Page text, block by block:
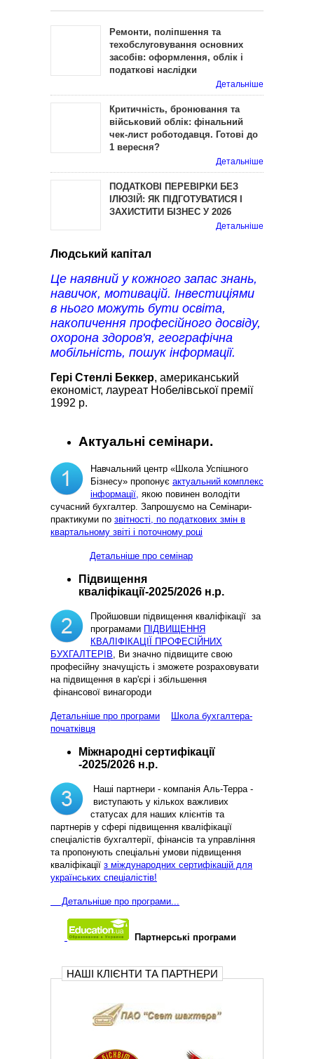
Ремонти, поліпшення та
техобслуговування основних
засобів: оформлення, облік і
податкові наслідки
Детальніше
Критичність, бронювання та
військовий облік: фінальний
чек-лист роботодавця. Готові до
1 вересня?
Детальніше
ПОДАТКОВІ ПЕРЕВІРКИ БЕЗ
ІЛЮЗІЙ: ЯК ПІДГОТУВАТИСЯ І
ЗАХИСТИТИ БІЗНЕС У 2026
Детальніше
Людський капітал
Це наявний у кожного запас знань,
навичок, мотивацій. Інвестиціями
в нього можуть бути освіта,
накопичення професійного досвіду,
охорона здоров'я, географічна
мобільність, пошук інформації.
Гері Стенлі Беккер, американський
економіст, лауреат Нобелівської премії
1992 р.
Актуальні семінари.
Навчальний центр «Школа Успішного
Бізнесу» пропонує актуальний комплекс
інформації, якою повинен володіти
сучасний бухгалтер. Запрошуємо на Семінари-
практикуми по звітності, по податкових змін в
квартальному звіті і поточному році
Детальніше про семінар
Підвищення
кваліфікації-2025/2026 н.р.
Пройшовши підвищення кваліфікації за
програмами ПІДВИЩЕННЯ
КВАЛІФІКАЦІЇ ПРОФЕСІЙНИХ
БУХГАЛТЕРІВ, Ви значно підвищите свою
професійну значущість і зможете розраховувати
на підвищення в кар'єрі і збільшення
фінансової винагороди
Детальніше про програми
Школа бухгалтера-
початківця
Міжнародні сертифікації
-2025/2026 н.р.
Наші партнери - компанія Аль-Терра -
виступають у кількох важливих
статусах для наших клієнтів та
партнерів у сфері підвищення кваліфікації
спеціалістів бухгалтерії, фінансів та управління
та пропонують спеціальні умови підвищення
кваліфікації з міждународних сертифікацій для
українських спеціалістів!
Детальніше про програми...
Партнерські програми
НАШІ КЛІЄНТИ ТА ПАРТНЕРИ